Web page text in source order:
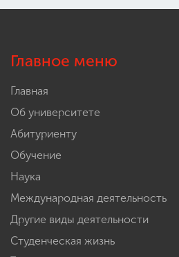
Главное меню
Главная
Об университете
Абитуриенту
Обучение
Наука
Международная деятельность
Другие виды деятельности